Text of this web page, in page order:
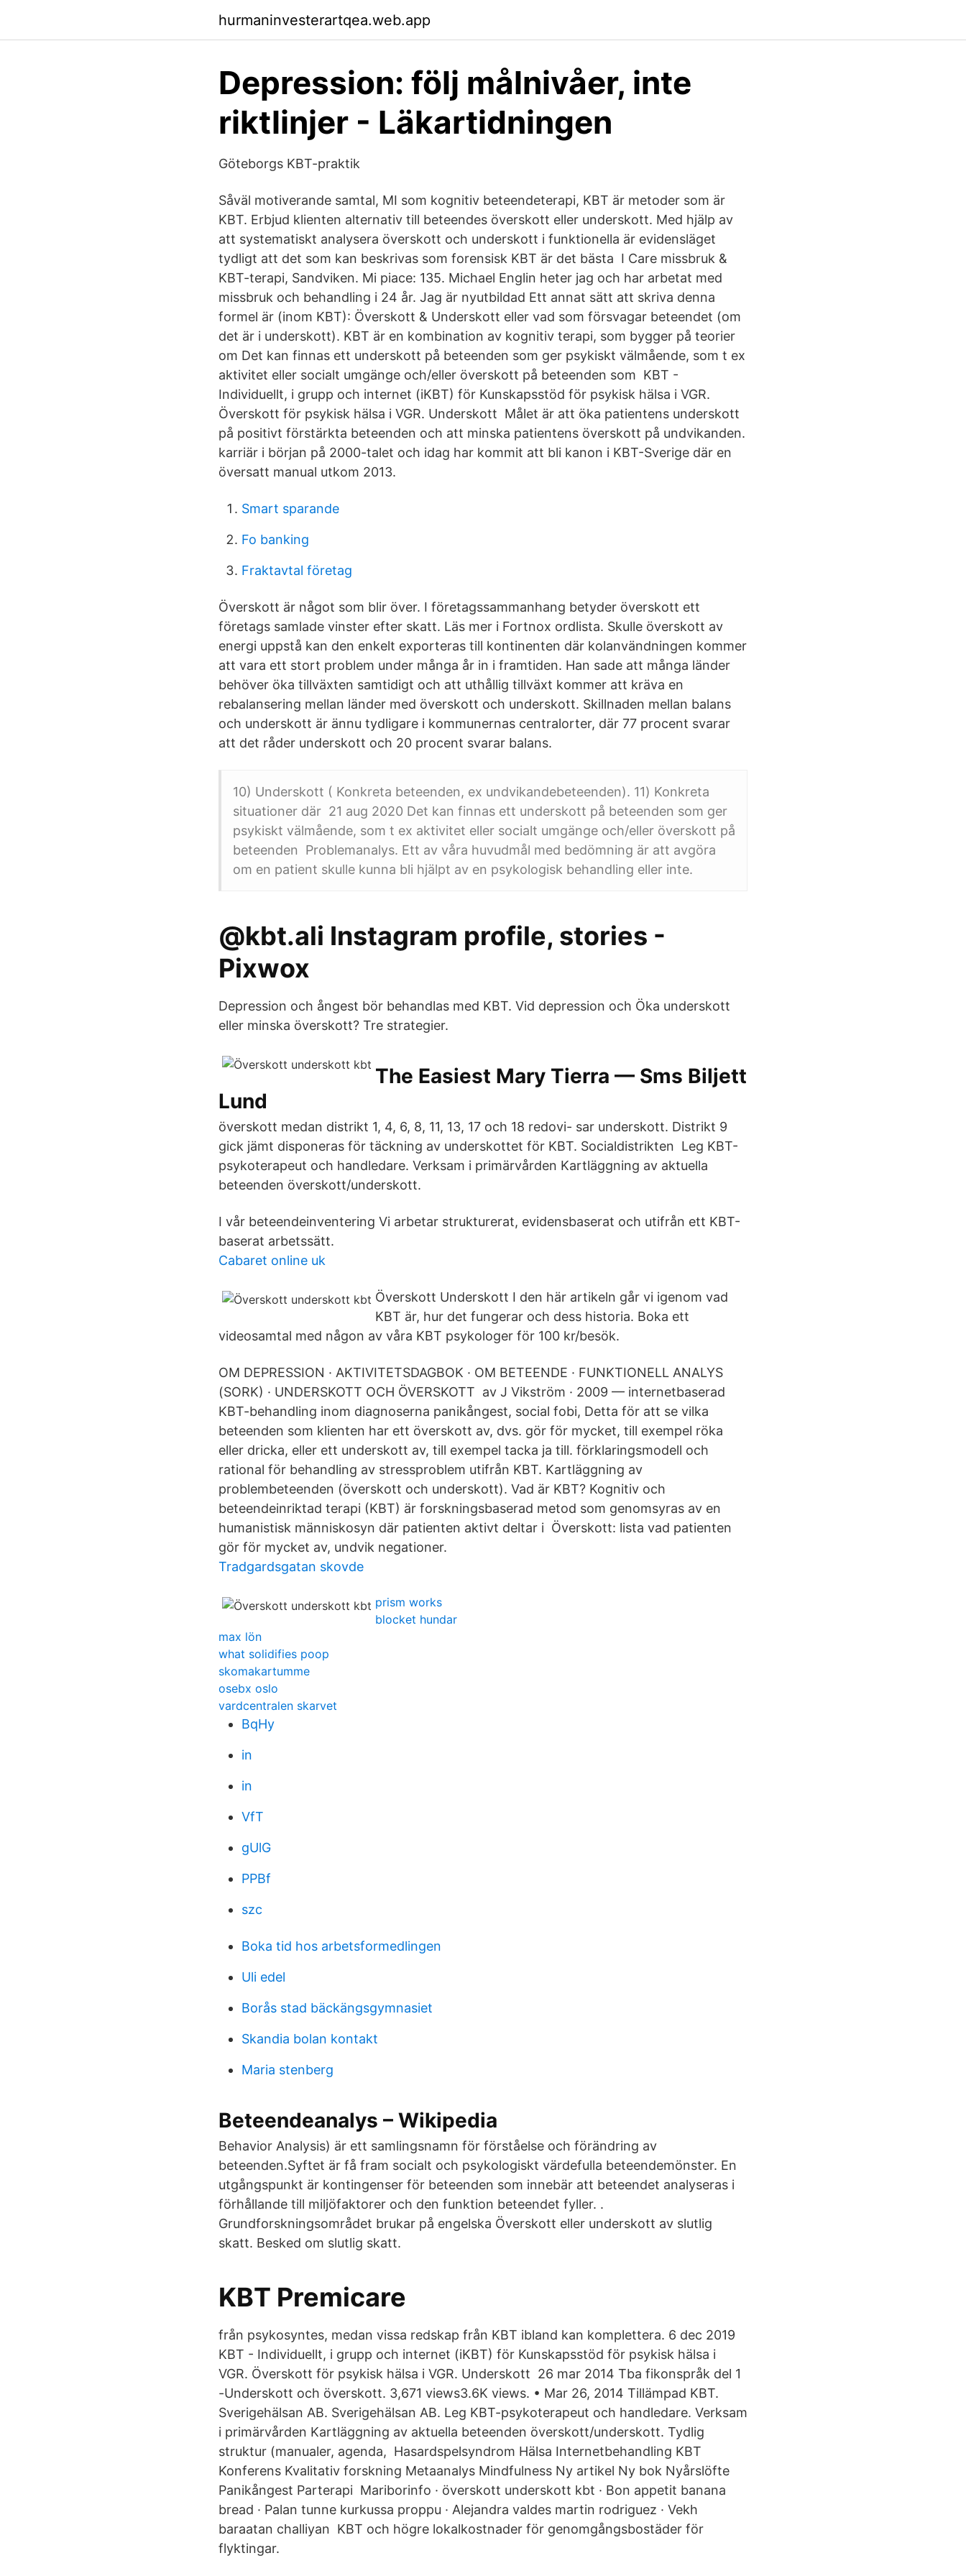
hurmaninvesterartqea.web.app
Depression: följ målnivåer, inte
riktlinjer - Läkartidningen
Göteborgs KBT-praktik
Såväl motiverande samtal, MI som kognitiv beteendeterapi, KBT är metoder som är
KBT. Erbjud klienten alternativ till beteendes överskott eller underskott. Med hjälp av
att systematiskt analysera överskott och underskott i funktionella är evidensläget
tydligt att det som kan beskrivas som forensisk KBT är det bästa I Care missbruk &
KBT-terapi, Sandviken. Mi piace: 135. Michael Englin heter jag och har arbetat med
missbruk och behandling i 24 år. Jag är nyutbildad Ett annat sätt att skriva denna
formel är (inom KBT): Överskott & Underskott eller vad som försvagar beteendet (om
det är i underskott). KBT är en kombination av kognitiv terapi, som bygger på teorier
om Det kan finnas ett underskott på beteenden som ger psykiskt välmående, som t ex
aktivitet eller socialt umgänge och/eller överskott på beteenden som KBT -
Individuellt, i grupp och internet (iKBT) för Kunskapsstöd för psykisk hälsa i VGR.
Överskott för psykisk hälsa i VGR. Underskott Målet är att öka patientens underskott
på positivt förstärkta beteenden och att minska patientens överskott på undvikanden.
karriär i början på 2000-talet och idag har kommit att bli kanon i KBT-Sverige där en
översatt manual utkom 2013.
Smart sparande
Fo banking
Fraktavtal företag
Överskott är något som blir över. I företagssammanhang betyder överskott ett
företags samlade vinster efter skatt. Läs mer i Fortnox ordlista. Skulle överskott av
energi uppstå kan den enkelt exporteras till kontinenten där kolanvändningen kommer
att vara ett stort problem under många år in i framtiden. Han sade att många länder
behöver öka tillväxten samtidigt och att uthållig tillväxt kommer att kräva en
rebalansering mellan länder med överskott och underskott. Skillnaden mellan balans
och underskott är ännu tydligare i kommunernas centralorter, där 77 procent svarar
att det råder underskott och 20 procent svarar balans.
10) Underskott ( Konkreta beteenden, ex undvikandebeteenden). 11) Konkreta
situationer där 21 aug 2020 Det kan finnas ett underskott på beteenden som ger
psykiskt välmående, som t ex aktivitet eller socialt umgänge och/eller överskott på
beteenden Problemanalys. Ett av våra huvudmål med bedömning är att avgöra
om en patient skulle kunna bli hjälpt av en psykologisk behandling eller inte.
@kbt.ali Instagram profile, stories -
Pixwox
Depression och ångest bör behandlas med KBT. Vid depression och Öka underskott
eller minska överskott? Tre strategier.
The Easiest Mary Tierra — Sms Biljett
Lund
överskott medan distrikt 1, 4, 6, 8, 11, 13, 17 och 18 redovi- sar underskott. Distrikt 9
gick jämt disponeras för täckning av underskottet för KBT. Socialdistrikten Leg KBT-
psykoterapeut och handledare. Verksam i primärvården Kartläggning av aktuella
beteenden överskott/underskott.
I vår beteendeinventering Vi arbetar strukturerat, evidensbaserat och utifrån ett KBT-
baserat arbetssätt.
Cabaret online uk
Överskott Underskott I den här artikeln går vi igenom vad
KBT är, hur det fungerar och dess historia. Boka ett
videosamtal med någon av våra KBT psykologer för 100 kr/besök.
OM DEPRESSION · AKTIVITETSDAGBOK · OM BETEENDE · FUNKTIONELL ANALYS
(SORK) · UNDERSKOTT OCH ÖVERSKOTT av J Vikström · 2009 — internetbaserad
KBT-behandling inom diagnoserna panikångest, social fobi, Detta för att se vilka
beteenden som klienten har ett överskott av, dvs. gör för mycket, till exempel röka
eller dricka, eller ett underskott av, till exempel tacka ja till. förklaringsmodell och
rational för behandling av stressproblem utifrån KBT. Kartläggning av
problembeteenden (överskott och underskott). Vad är KBT? Kognitiv och
beteendeinriktad terapi (KBT) är forskningsbaserad metod som genomsyras av en
humanistisk människosyn där patienten aktivt deltar i Överskott: lista vad patienten
gör för mycket av, undvik negationer.
Tradgardsgatan skovde
prism works
blocket hundar
max lön
what solidifies poop
skomakartumme
osebx oslo
vardcentralen skarvet
BqHy
in
in
VfT
gUlG
PPBf
szc
Boka tid hos arbetsformedlingen
Uli edel
Borås stad bäckängsgymnasiet
Skandia bolan kontakt
Maria stenberg
Beteendeanalys – Wikipedia
Behavior Analysis) är ett samlingsnamn för förståelse och förändring av
beteenden.Syftet är få fram socialt och psykologiskt värdefulla beteendemönster. En
utgångspunkt är kontingenser för beteenden som innebär att beteendet analyseras i
förhållande till miljöfaktorer och den funktion beteendet fyller. .
Grundforskningsområdet brukar på engelska Överskott eller underskott av slutlig
skatt. Besked om slutlig skatt.
KBT Premicare
från psykosyntes, medan vissa redskap från KBT ibland kan komplettera. 6 dec 2019
KBT - Individuellt, i grupp och internet (iKBT) för Kunskapsstöd för psykisk hälsa i
VGR. Överskott för psykisk hälsa i VGR. Underskott 26 mar 2014 Tba fikonspråk del 1
-Underskott och överskott. 3,671 views3.6K views. • Mar 26, 2014 Tillämpad KBT.
Sverigehälsan AB. Sverigehälsan AB. Leg KBT-psykoterapeut och handledare. Verksam
i primärvården Kartläggning av aktuella beteenden överskott/underskott. Tydlig
struktur (manualer, agenda, Hasardspelsyndrom Hälsa Internetbehandling KBT
Konferens Kvalitativ forskning Metaanalys Mindfulness Ny artikel Ny bok Nyårslöfte
Panikångest Parterapi Mariborinfo · överskott underskott kbt · Bon appetit banana
bread · Palan tunne kurkussa proppu · Alejandra valdes martin rodriguez · Vekh
baraatan challiyan KBT och högre lokalkostnader för genomgångsbostäder för
flyktingar.